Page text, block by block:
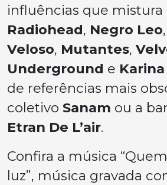
influências que
Radiohead, Negro Leo,
Veloso, Mutantes,
Underground e
de referências mais
coletivo Sanam ou a
Etran De L’air.
Confira a música
luz”, música gravada